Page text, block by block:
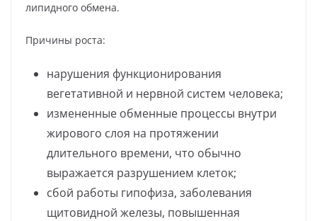
липидного обмена.
Причины роста:
нарушения функционирования
вегетативной и нервной систем человека;
измененные обменные процессы внутри
жирового слоя на протяжении
длительного времени, что обычно
выражается разрушением клеток;
сбой работы гипофиза, заболевания
щитовидной железы, повышенная